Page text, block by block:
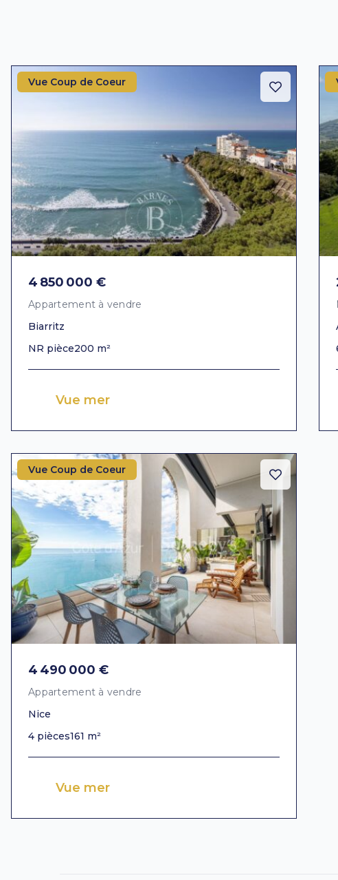
Vue Coup de Coeur
4 850 000 €
Appartement à vendre
Biarritz
NR pièce200 m²
Vue mer
Vue Coup de Coeur
4 490 000 €
Appartement à vendre
Nice
4 pièces161 m²
Vue mer